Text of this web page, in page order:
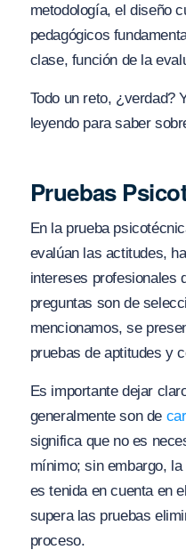
metodología, el diseño
pedagógicos
clase, función de la
Todo un reto, ¿verdad?
leyendo para saber
Pruebas
En la prueba
evalúan las actitudes,
intereses profesionales
preguntas son de
mencionamos, se
pruebas de aptitudes y
Es importante dejar
generalmente son de
significa que no es
mínimo; sin embargo,
es tenida en cuenta en
supera las pruebas
proceso.